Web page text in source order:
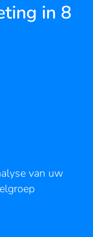
in 8
van uw